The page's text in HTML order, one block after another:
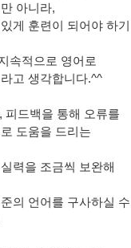
아니라,
게 훈련이 되어야 하기
속적으로 영어로
고 생각합니다.^^
피드백을 통해 오류를
도움을 드리는
력을 조금씩 보완해
의 언어를 구사하실 수